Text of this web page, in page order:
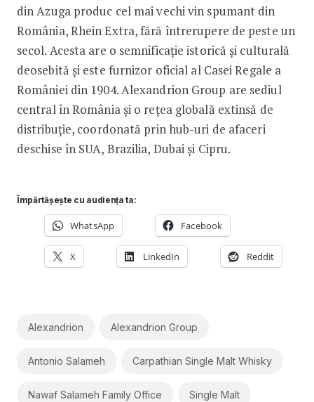
din Azuga produc cel mai vechi vin spumant din
România, Rhein Extra, fără întrerupere de peste un
secol. Acesta are o semnificație istorică și culturală
deosebită și este furnizor oficial al Casei Regale a
României din 1904. Alexandrion Group are sediul
central în România și o rețea globală extinsă de
distribuție, coordonată prin hub-uri de afaceri
deschise în SUA, Brazilia, Dubai și Cipru.
Împărtășește cu audiența ta:
WhatsApp Facebook
X LinkedIn Reddit
Alexandrion Alexandrion Group
Antonio Salameh Carpathian Single Malt Whisky
Nawaf Salameh Family Office Single Malt